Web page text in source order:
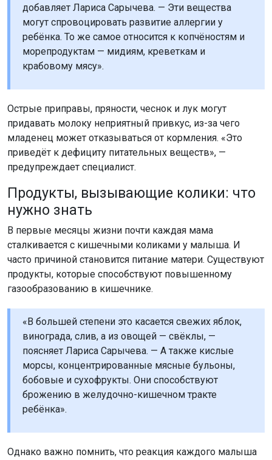
добавляет Лариса Сарычева. — Эти вещества
могут спровоцировать развитие аллергии у
ребёнка. То же самое относится к копчёностям и
морепродуктам — мидиям, креветкам и
крабовому мясу».
Острые приправы, пряности, чеснок и лук могут
придавать молоку неприятный привкус, из-за чего
младенец может отказываться от кормления. «Это
приведёт к дефициту питательных веществ», —
предупреждает специалист.
Продукты, вызывающие колики: что
нужно знать
В первые месяцы жизни почти каждая мама
сталкивается с кишечными коликами у малыша. И
часто причиной становится питание матери. Существуют
продукты, которые способствуют повышенному
газообразованию в кишечнике.
«В большей степени это касается свежих яблок,
винограда, слив, а из овощей — свёклы, —
поясняет Лариса Сарычева. — А также кислые
морсы, концентрированные мясные бульоны,
бобовые и сухофрукты. Они способствуют
брожению в желудочно-кишечном тракте
ребёнка».
Однако важно помнить, что реакция каждого малыша